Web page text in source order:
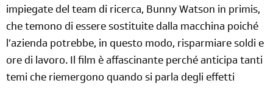
impiegate del team di ricerca, Bunny Watson in primis,
che temono di essere sostituite dalla macchina poiché
l’azienda potrebbe, in questo modo, risparmiare soldi e
ore di lavoro. Il film è affascinante perché anticipa tanti
temi che riemergono quando si parla degli effetti